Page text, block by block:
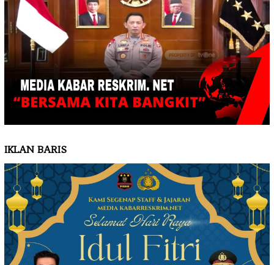
IKLAN BARIS